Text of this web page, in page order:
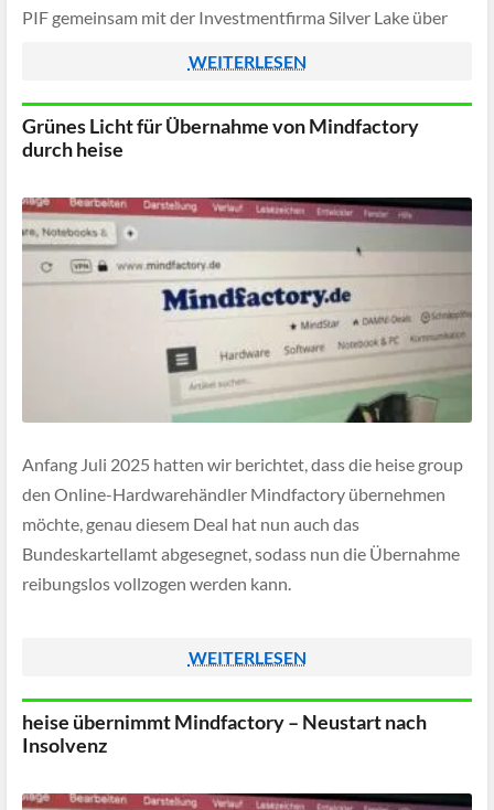
PIF gemeinsam mit der Investmentfirma Silver Lake über
WEITERLESEN
Grünes Licht für Übernahme von Mindfactory
durch heise
Anfang Juli 2025 hatten wir berichtet, dass die heise group
den Online-Hardwarehändler Mindfactory übernehmen
möchte, genau diesem Deal hat nun auch das
Bundeskartellamt abgesegnet, sodass nun die Übernahme
reibungslos vollzogen werden kann.
WEITERLESEN
heise übernimmt Mindfactory – Neustart nach
Insolvenz